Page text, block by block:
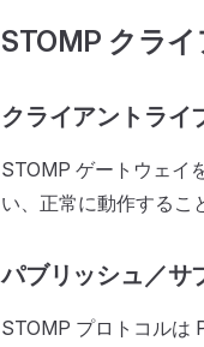
STOMP クラ
クライアントライ
STOMP ゲートウェイ
い、正常に動作するこ
パブリッシュ／サ
STOMP プロトコルは